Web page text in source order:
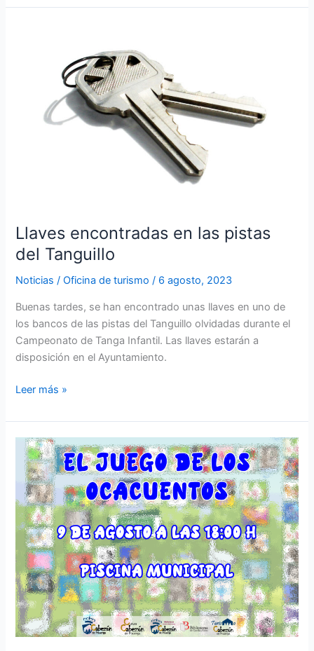
Llaves encontradas en las pistas
del Tanguillo
Noticias /Oficina de turismo/ 6 agosto, 2023
Buenas tardes, se han encontrado unas llaves en uno de
los bancos de las pistas del Tanguillo olvidadas durante el
Campeonato de Tanga Infantil. Las llaves estarán a
disposición en el Ayuntamiento.
Leer más »
juego
de
los
OcaCuentos